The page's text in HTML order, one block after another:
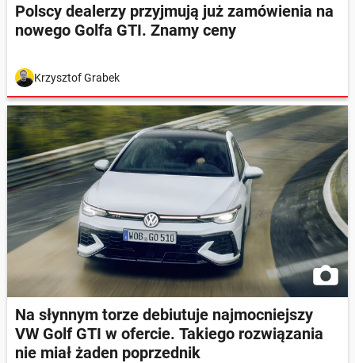
Polscy dealerzy przyjmują już zamówienia na
nowego Golfa GTI. Znamy ceny
Krzysztof Grabek
Na słynnym torze debiutuje najmocniejszy
VW Golf GTI w ofercie. Takiego rozwiązania
nie miał żaden poprzednik